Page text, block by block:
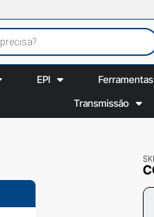
EPI Ferramentas
Transmissão